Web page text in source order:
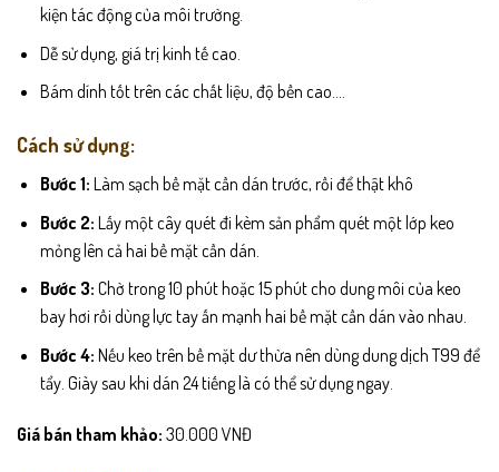
kiện tác động của môi trường.
Dễ sử dụng, giá trị kinh tế cao.
Bám dính tốt trên các chất liệu, độ bền cao….
Cách sử dụng:
Bước 1: Làm sạch bề mặt cần dán trước, rồi để thật khô
Bước 2: Lấy một cây quét đi kèm sản phẩm quét một lớp keo
mỏng lên cả hai bề mặt cần dán.
Bước 3: Chờ trong 10 phút hoặc 15 phút cho dung môi của keo
bay hơi rồi dùng lực tay ấn mạnh hai bề mặt cần dán vào nhau.
Bước 4: Nếu keo trên bề mặt dư thừa nên dùng dung dịch T99 để
tẩy. Giày sau khi dán 24 tiếng là có thể sử dụng ngay.
Giá bán tham khảo: 30.000 VNĐ